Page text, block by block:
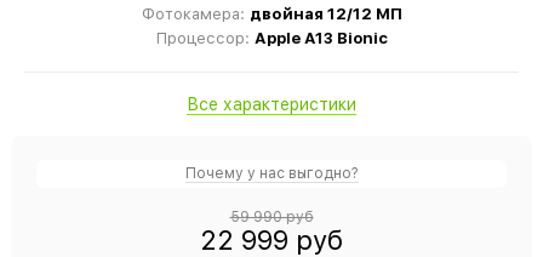
Фотокамера: двойная 12/12 МП
Процессор: Apple A13 Bionic
Все характеристики
Почему у нас выгодно?
59 990 руб
22 999 руб